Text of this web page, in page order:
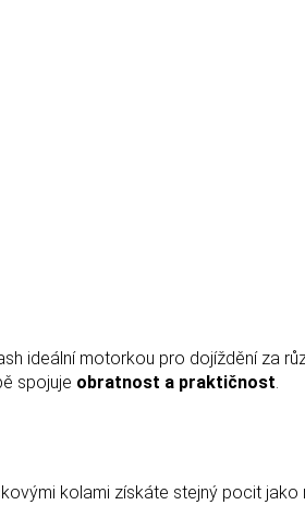
ideální motorkou pro dojíždění za
spojuje obratnost a praktičnost.
kolami získáte stejný pocit jako